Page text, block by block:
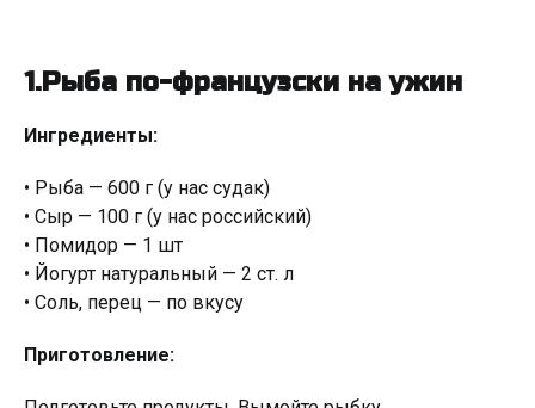
1.Рыба по-французски на ужин
Ингредиенты:
• Рыба — 600 г (у нас судак)
• Сыр — 100 г (у нас российский)
• Помидор — 1 шт
• Йогурт натуральный — 2 ст. л
• Соль, перец — по вкусу
Приготовление: